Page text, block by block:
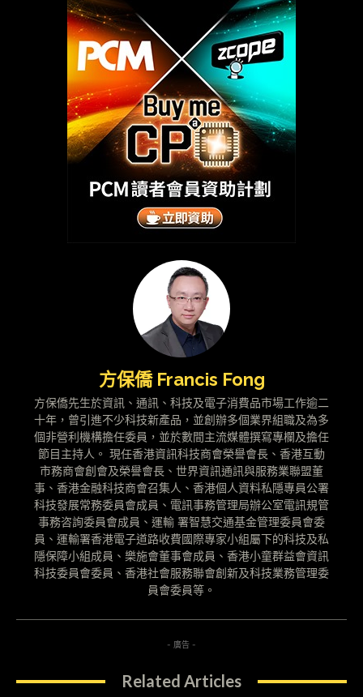
方保僑 Francis Fong
方保僑先生於資訊、通訊、科技及電子消費品市場工作逾二
十年，曾引進不少科技新產品，並創辦多個業界組職及為多
個非營利機構擔任委員，並於數間主流媒體撰寫專欄及擔任
節目主持人。 現任香港資訊科技商會榮譽會長、香港互動
市務商會創會及榮譽會長、世界資訊通訊與服務業聯盟董
事、香港金融科技商會召集人、香港個人資料私隱專員公署
科技發展常務委員會成員、電訊事務管理局辦公室電訊規管
事務咨詢委員會成員、運輸 署智慧交通基金管理委員會委
員、運輸署香港電子道路收費國際專家小組屬下的科技及私
隱保障小組成員、樂施會董事會成員、香港小童群益會資訊
科技委員會委員、香港社會服務聯會創新及科技業務管理委
員會委員等。
- 廣告 -
Related Articles